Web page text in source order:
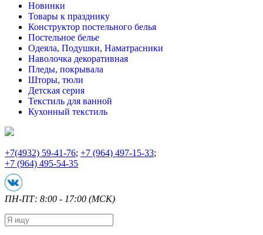
Новинки
Товары к празднику
Конструктор постельного белья
Постельное белье
Одеяла, Подушки, Наматрасники
Наволочка декоративная
Пледы, покрывала
Шторы, тюли
Детская серия
Текстиль для ванной
Кухонный текстиль
+7(4932) 59-41-76; +7 (964) 497-15-33;
+7 (964) 495-54-35
ПН-ПТ: 8:00 - 17:00 (МСК)